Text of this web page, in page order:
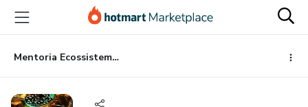
para
conteúdo
principal
para
pagamento
para
rodapé
Mentoria Ecossistema Cripto (Particular)